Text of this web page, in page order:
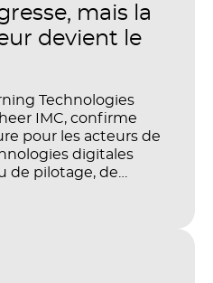
mais la
devient le
Technologies
IMC, confirme
pour les acteurs de
digitales
de pilotage, de
de valeur. IA,
démontrer